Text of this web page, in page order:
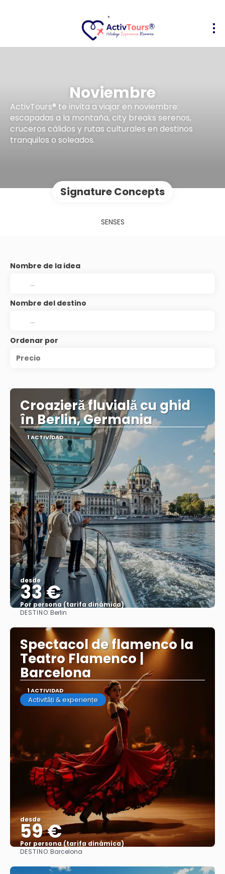
Noviembre
ActivTours® te invita a viajar en noviembre:
escapadas a la montaña, city breaks serenos,
cruceros cálidos y rutas culturales en destinos
tranquilos o soleados.
Signature Concepts
SENSES
Nombre de la idea
Nombre del destino
Ordenar por
Precio
Croazieră fluvială cu ghid
în Berlin, Germania
1 ACTIVIDAD
desde
33 €
Por persona (tarifa dinámica)
DESTINO:Berlin
Spectacol de flamenco la
Teatro Flamenco |
Barcelona
1 ACTIVIDAD
Activități & experiențe
desde
59 €
Por persona (tarifa dinámica)
DESTINO:Barcelona